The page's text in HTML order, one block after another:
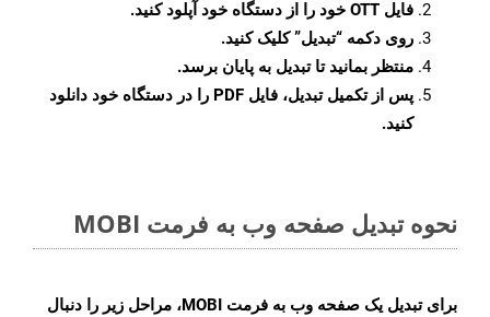
فایل OTT خود را از دستگاه خود آپلود کنید.
روی دکمه “تبدیل”کلیک کنید.
منتظر بمانید تا تبدیل به پایان برسد.
پس از تکمیل تبدیل، فایل PDF را در دستگاه خود دانلود
کنید.
نحوه تبدیل صفحه وب به فرمت MOBI
برای تبدیل یک صفحه وب به فرمت MOBI، مراحل زیر را دنبال